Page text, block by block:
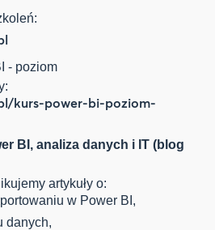
- poziom
kurs-power-bi-poziom-
BI, analiza danych i IT (blog
artykuły o:
w Power BI,
danych,